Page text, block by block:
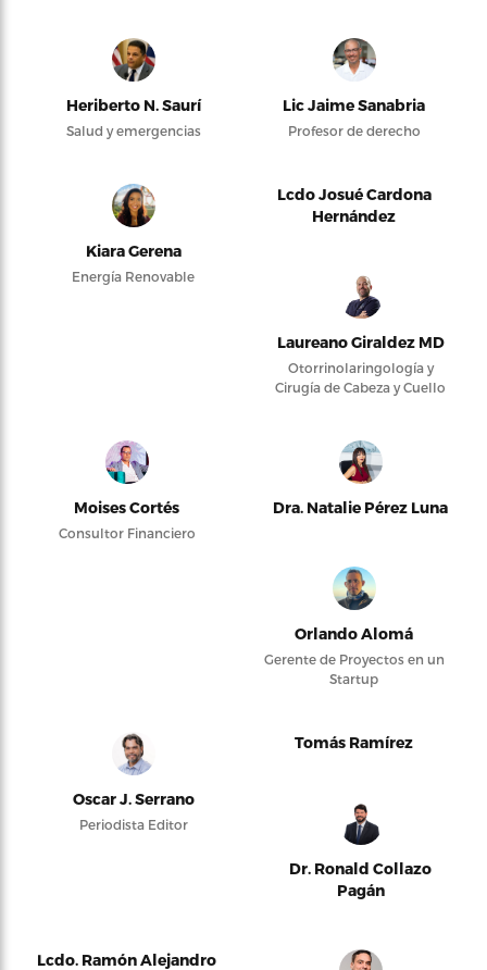
Heriberto N. Saurí
Salud y emergencias
Lic Jaime Sanabria
Profesor de derecho
Kiara Gerena
Energía Renovable
Lcdo Josué Cardona
Hernández
Laureano Giraldez MD
Otorrinolaringología y
Cirugía de Cabeza y Cuello
Moises Cortés
Consultor Financiero
Dra. Natalie Pérez Luna
Orlando Alomá
Gerente de Proyectos en un
Startup
Oscar J. Serrano
Periodista Editor
Tomás Ramírez
Dr. Ronald Collazo
Pagán
Lcdo. Ramón Alejandro